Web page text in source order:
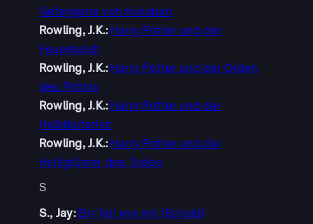
Gefangene von Askaban
Rowling, J.K.: Harry Potter und der
Feuerkelch
Rowling, J.K.: Harry Potter und der Orden
des Phönix
Rowling, J.K.: Harry Potter und der
Halbblutprinz
Rowling, J.K.: Harry Potter und die
Heiligtümer des Todes
S
S., Jay: Ein Teil von mir (Schuld)